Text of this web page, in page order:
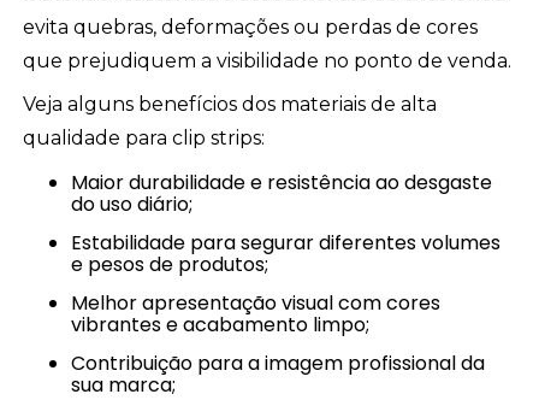
evita quebras, deformações ou perdas de cores
que prejudiquem a visibilidade no ponto de venda.
Veja alguns benefícios dos materiais de alta
qualidade para clip strips:
Maior durabilidade e resistência ao desgaste
do uso diário;
Estabilidade para segurar diferentes volumes
e pesos de produtos;
Melhor apresentação visual com cores
vibrantes e acabamento limpo;
Contribuição para a imagem profissional da
sua marca;